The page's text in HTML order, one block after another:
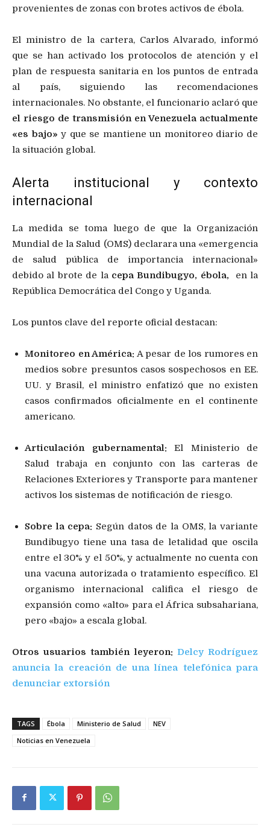
provenientes de zonas con brotes activos de ébola.
El ministro de la cartera, Carlos Alvarado, informó
que se han activado los protocolos de atención y el
plan de respuesta sanitaria en los puntos de entrada
al país, siguiendo las recomendaciones
internacionales. No obstante, el funcionario aclaró que
el riesgo de transmisión en Venezuela actualmente
«es bajo» y que se mantiene un monitoreo diario de
la situación global.
Alerta institucional y contexto
internacional
La medida se toma luego de que la Organización
Mundial de la Salud (OMS) declarara una «emergencia
de salud pública de importancia internacional»
debido al brote de la cepa Bundibugyo, ébola,
en la
República Democrática del Congo y Uganda.
Los puntos clave del reporte oficial destacan:
Monitoreo en América: A pesar de los rumores en
medios sobre presuntos casos sospechosos en EE.
UU. y Brasil, el ministro enfatizó que no existen
casos confirmados oficialmente en el continente
americano.
Articulación gubernamental: El Ministerio de
Salud trabaja en conjunto con las carteras de
Relaciones Exteriores y Transporte para mantener
activos los sistemas de notificación de riesgo.
Sobre la cepa: Según datos de la OMS, la variante
Bundibugyo tiene una tasa de letalidad que oscila
entre el 30% y el 50%, y actualmente no cuenta con
una vacuna autorizada o tratamiento específico. El
organismo internacional califica el riesgo de
expansión como «alto» para el África subsahariana,
pero «bajo» a escala global.
Otros usuarios también leyeron: Delcy Rodríguez
anuncia la creación de una línea telefónica para
denunciar extorsión
TAGS Ébola Ministerio de Salud
NEV
Noticias en Venezuela